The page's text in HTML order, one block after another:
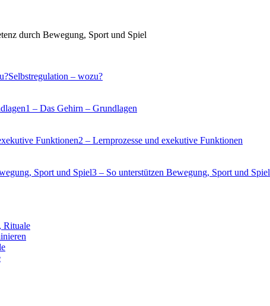
durch Bewegung, Sport und Spiel
Selbstregulation – wozu?
1 – Das Gehirn – Grundlagen
2 – Lernprozesse und exekutive Funktionen
3 – So unterstützen Bewegung, Sport und Spiel
Rituale